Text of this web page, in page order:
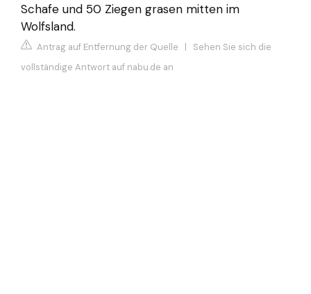
Schafe und 50 Ziegen grasen mitten im
Wolfsland.
Antrag auf Entfernung der Quelle | Sehen Sie sich die
vollständige Antwort auf nabu.de an